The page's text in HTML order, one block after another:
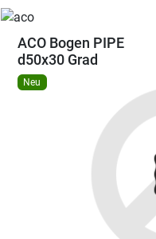
ACO Bogen PIPE
d50x30 Grad
Neu